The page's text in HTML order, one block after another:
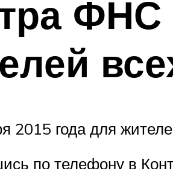
ФНС
2015 года для
по телефону в